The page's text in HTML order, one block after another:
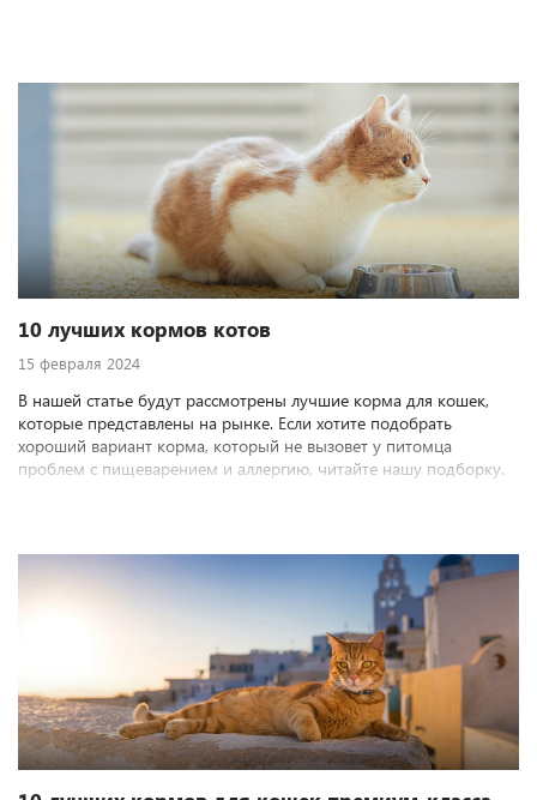
10 лучших кормов котов
15 февраля 2024
В нашей статье будут рассмотрены лучшие корма для кошек,
которые представлены на рынке. Если хотите подобрать
хороший вариант корма, который не вызовет у питомца
проблем с пищеварением и аллергию, читайте нашу подборку.